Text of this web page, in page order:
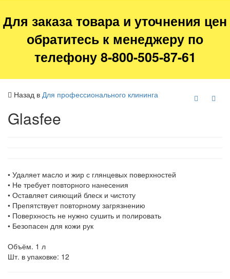
Для заказа товара и уточнения цен
обратитесь к менеджеру по
телефону 8-800-505-87-61
Назад в Для профессионального клининга
Glasfee
• Удаляет масло и жир с глянцевых поверхностей
• Не требует повторного нанесения
• Оставляет сияющий блеск и чистоту
• Препятствует повторному загрязнению
• Поверхность не нужно сушить и полировать
• Безопасен для кожи рук
Объём. 1 л
Шт. в упаковке: 12